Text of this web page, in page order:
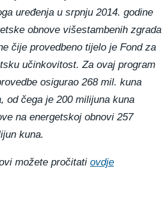
uređenja u srpnju 2014. godine
obnove višestambenih zgrada
čije provedbeno tijelo je Fond za
učinkovitost. Za ovaj program
osigurao 268 mil. kuna
od čega je 200 milijuna kuna
na energetskoj obnovi 257
kuna.
možete pročitati ovdje